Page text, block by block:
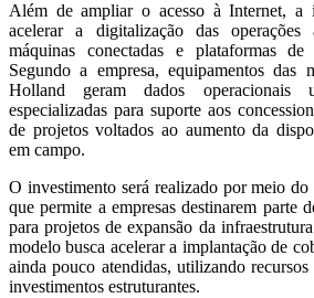
Além de ampliar o acesso à Internet, a
acelerar a digitalização das
máquinas conectadas e plataformas de
Segundo a empresa, equipamentos
Holland geram dados operacionais
especializadas para suporte aos
de projetos voltados ao aumento da
em campo.
O investimento será realizado por meio
que permite a empresas destinarem parte
para projetos de expansão da
modelo busca acelerar a implantação de
ainda pouco atendidas, utilizando
investimentos estruturantes.